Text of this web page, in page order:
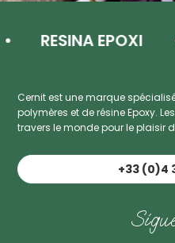
RESINA EPOXI
Cernit est une marque
polymères et de résine Epoxy.
travers le monde pour le plaisir
+33 (0)4